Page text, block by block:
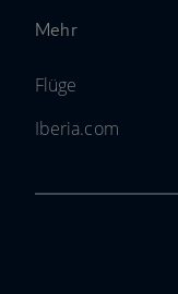
Mehr
Flüge
Iberia.com